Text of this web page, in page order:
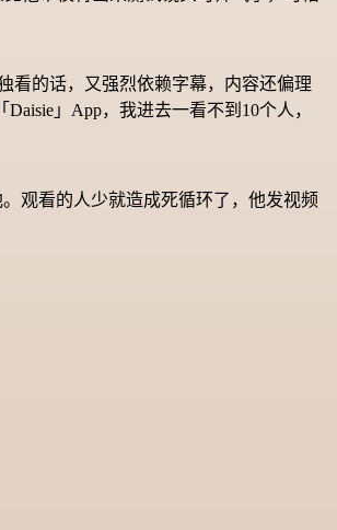
看的话，又强烈依赖字幕，内容还偏理
」App，我进去一看不到10个人，
观看的人少就造成死循环了，他发视频